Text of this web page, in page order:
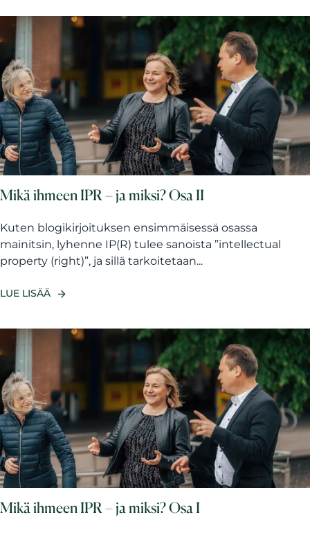
Mikä ihmeen IPR – ja miksi? Osa II
Kuten blogikirjoituksen ensimmäisessä osassa
mainitsin, lyhenne IP(R) tulee sanoista ”intellectual
property (right)”, ja sillä tarkoitetaan...
LUE LISÄÄ
Mikä ihmeen IPR – ja miksi? Osa I